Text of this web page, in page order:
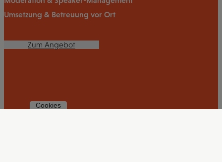
Umsetzung & Betreuung vor Ort
Zum Angebot
Cookies